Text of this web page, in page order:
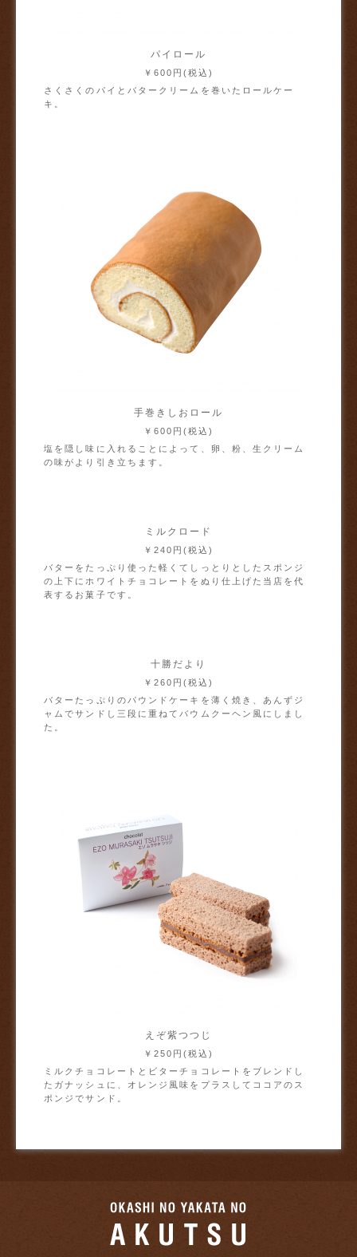
パイロール
￥600円(税込)
さくさくのパイとバタークリームを巻いたロールケー
キ。
手巻きしおロール
￥600円(税込)
塩を隠し味に入れることによって、卵、粉、生クリーム
の味がより引き立ちます。
ミルクロード
￥240円(税込)
バターをたっぷり使った軽くてしっとりとしたスポンジ
の上下にホワイトチョコレートをぬり仕上げた当店を代
表するお菓子です。
十勝だより
￥260円(税込)
バターたっぷりのパウンドケーキを薄く焼き、あんずジ
ャムでサンドし三段に重ねてバウムクーヘン風にしまし
た。
えぞ紫つつじ
￥250円(税込)
ミルクチョコレートとビターチョコレートをブレンドし
たガナッシュに、オレンジ風味をプラスしてココアのス
ポンジでサンド。